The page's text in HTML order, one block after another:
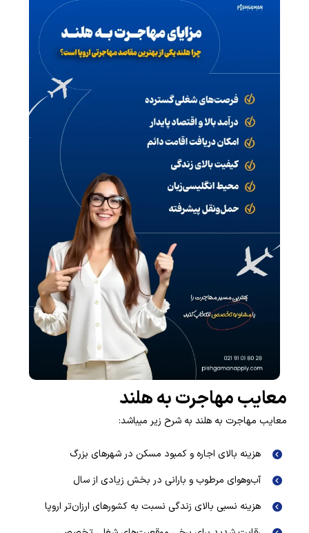
معایب مهاجرت به هلند
معایب مهاجرت به هلند به شرح زیر میباشد:
هزینه بالای اجاره و کمبود مسکن در شهرهای بزرگ
آب‌وهوای مرطوب و بارانی در بخش زیادی از سال
هزینه نسبی بالای زندگی نسبت به کشورهای ارزان‌تر اروپا